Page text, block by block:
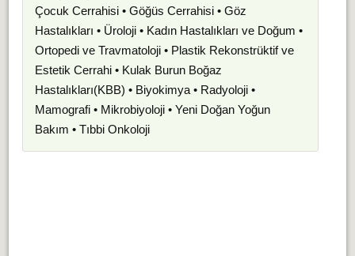
Çocuk Cerrahisi • Göğüs Cerrahisi • Göz
Hastalıkları • Üroloji • Kadın Hastalıkları ve Doğum •
Ortopedi ve Travmatoloji • Plastik Rekonstrüktif ve
Estetik Cerrahi • Kulak Burun Boğaz
Hastalıkları(KBB) • Biyokimya • Radyoloji •
Mamografi • Mikrobiyoloji • Yeni Doğan Yoğun
Bakım • Tıbbi Onkoloji